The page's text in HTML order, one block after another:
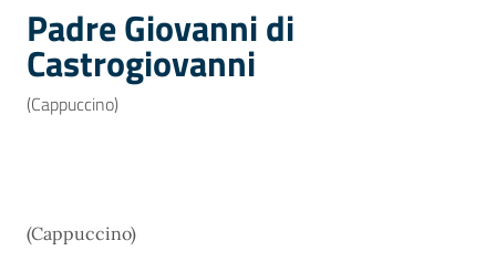
Padre Giovanni di
Castrogiovanni
(Cappuccino)
(Cappuccino)